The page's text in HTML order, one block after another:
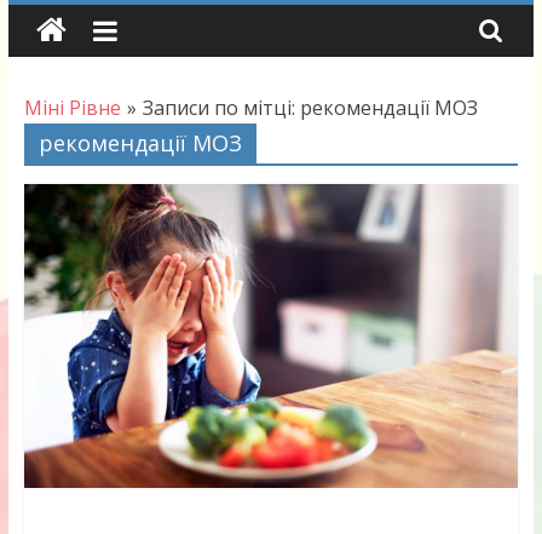
Skip
Міні Рівне » Записи по мітці: рекомендації МОЗ
рекомендації МОЗ